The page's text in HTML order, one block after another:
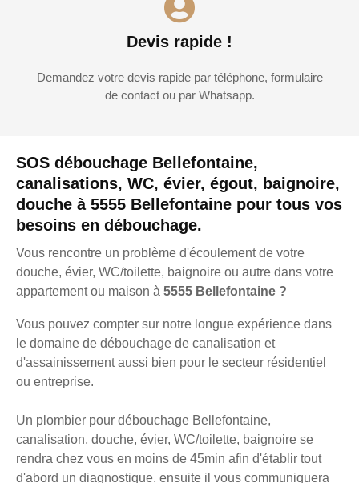
SOS débouchage Bellefontaine,
canalisations, WC, évier, égout, baignoire,
douche à 5555 Bellefontaine pour tous vos
besoins en débouchage.
Vous rencontre un problème d'écoulement de votre
douche, évier, WC/toilette, baignoire ou autre dans votre
appartement ou maison à 5555 Bellefontaine ?
Vous pouvez compter sur notre longue expérience dans
le domaine de débouchage de canalisation et
d'assainissement aussi bien pour le secteur résidentiel
ou entreprise.
Un plombier pour débouchage Bellefontaine,
canalisation, douche, évier, WC/toilette, baignoire se
rendra chez vous en moins de 45min afin d'établir tout
d'abord un diagnostique, ensuite il vous communiquera
Devis rapide !
Demandez votre devis rapide par téléphone, formulaire
de contact ou par Whatsapp.